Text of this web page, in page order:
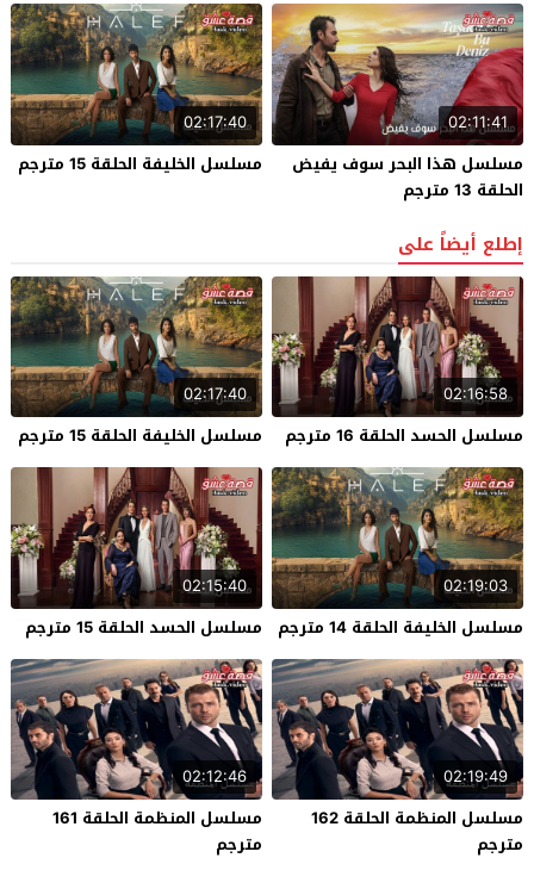
02:11:41
مسلسل هذا البحر سوف يفيض
الحلقة 13 مترجم
02:17:40
مسلسل الخليفة الحلقة 15 مترجم
إطلع أيضاً على
02:16:58
مسلسل الحسد الحلقة 16 مترجم
02:17:40
مسلسل الخليفة الحلقة 15 مترجم
02:19:03
مسلسل الخليفة الحلقة 14 مترجم
02:15:40
مسلسل الحسد الحلقة 15 مترجم
02:19:49
مسلسل المنظمة الحلقة 162
مترجم
02:12:46
مسلسل المنظمة الحلقة 161
مترجم